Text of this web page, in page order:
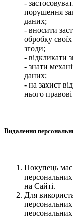
-
порушення
даних;
- вносити
обробку
згоди;
- відкликати
- знати
даних;
- на захист
нього
Видалення
Покупець має
на Сайті.
Для